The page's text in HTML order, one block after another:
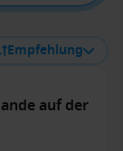
Empfehlung
auf der